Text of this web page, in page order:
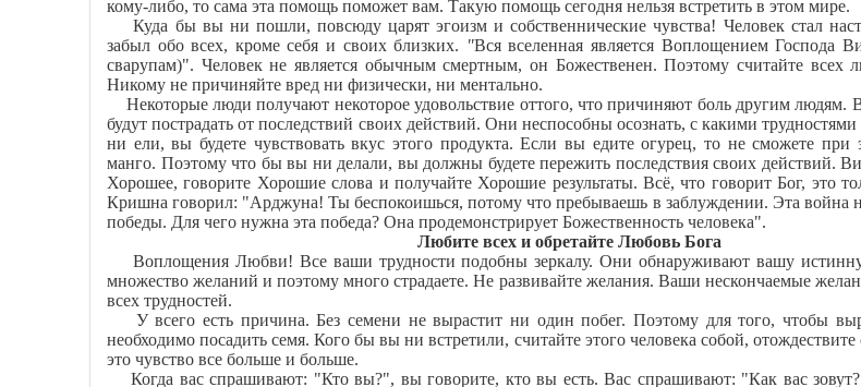
кому-либо, то сама эта помощь поможет вам. Такую помощь сегодня нельзя встретить в этом мире.
Куда бы вы ни пошли, повсюду царят эгоизм и собственнические чувства! Человек стал
забыл обо всех, кроме себя и своих близких. "Вся вселенная является Воплощением
сварупам)". Человек не является обычным смертным, он Божественен. Поэтому считайте всех
Никому не причиняйте вред ни физически, ни ментально.
Некоторые люди получают некоторое удовольствие оттого, что причиняют боль другим
будут пострадать от последствий своих действий. Они неспособны осознать, с какими
ни ели, вы будете чувствовать вкус этого продукта. Если вы едите огурец, то не сможете при
манго. Поэтому что бы вы ни делали, вы должны будете пережить последствия своих действий.
Хорошее, говорите Хорошие слова и получайте Хорошие результаты. Всё, что говорит Бог, это
Кришна говорил: "Арджуна! Ты беспокоишься, потому что пребываешь в заблуждении. Эта война
победы. Для чего нужна эта победа? Она продемонстрирует Божественность человека".
Любите всех и обретайте Любовь Бога
Воплощения Любви! Все ваши трудности подобны зеркалу. Они обнаруживают вашу
множество желаний и поэтому много страдаете. Не развивайте желания. Ваши нескончаемые
всех трудностей.
У всего есть причина. Без семени не вырастит ни один побег. Поэтому для того, чтобы
необходимо посадить семя. Кого бы вы ни встретили, считайте этого человека собой, отождествите
это чувство все больше и больше.
Когда вас спрашивают: "Кто вы?", вы говорите, кто вы есть. Вас спрашивают: "Как вас